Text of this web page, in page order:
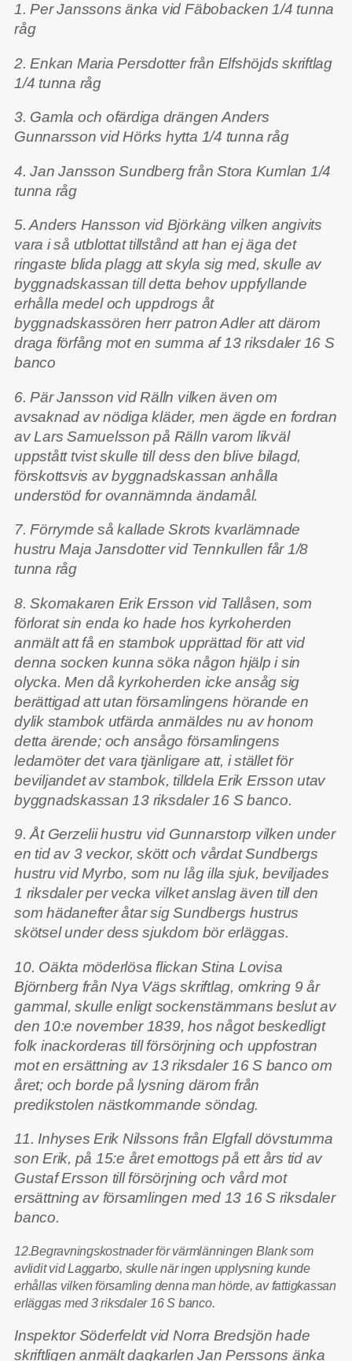
1. Per Janssons änka vid Fäbobacken 1/4 tunna
råg
2. Enkan Maria Persdotter från Elfshöjds skriftlag
1/4 tunna råg
3. Gamla och ofärdiga drängen Anders
Gunnarsson vid Hörks hytta 1/4 tunna råg
4. Jan Jansson Sundberg från Stora Kumlan 1/4
tunna råg
5. Anders Hansson vid Björkäng vilken angivits
vara i så utblottat tillstånd att han ej äga det
ringaste blida plagg att skyla sig med, skulle av
byggnadskassan till detta behov uppfyllande
erhålla medel och uppdrogs åt
byggnadskassören herr patron Adler att därom
draga förfång mot en summa af 13 riksdaler 16 S
banco
6. Pär Jansson vid Rälln vilken även om
avsaknad av nödiga kläder, men ägde en fordran
av Lars Samuelsson på Rälln varom likväl
uppstått tvist skulle till dess den blive bilagd,
förskottsvis av byggnadskassan anhålla
understöd for ovannämnda ändamål.
7. Förrymde så kallade Skrots kvarlämnade
hustru Maja Jansdotter vid Tennkullen får 1/8
tunna råg
8. Skomakaren Erik Ersson vid Tallåsen, som
förlorat sin enda ko hade hos kyrkoherden
anmält att få en stambok upprättad för att vid
denna socken kunna söka någon hjälp i sin
olycka. Men då kyrkoherden icke ansåg sig
berättigad att utan församlingens hörande en
dylik stambok utfärda anmäldes nu av honom
detta ärende; och ansågo församlingens
ledamöter det vara tjänligare att, i stället för
beviljandet av stambok, tilldela Erik Ersson utav
byggnadskassan 13 riksdaler 16 S banco.
9. Åt Gerzelii hustru vid Gunnarstorp vilken under
en tid av 3 veckor, skött och vårdat Sundbergs
hustru vid Myrbo, som nu låg illa sjuk, beviljades
1 riksdaler per vecka vilket anslag även till den
som hädanefter åtar sig Sundbergs hustrus
skötsel under dess sjukdom bör erläggas.
10. Oäkta möderlösa flickan Stina Lovisa
Björnberg från Nya Vägs skriftlag, omkring 9 år
gammal, skulle enligt sockenstämmans beslut av
den 10:e november 1839, hos något beskedligt
folk inackorderas till försörjning och uppfostran
mot en ersättning av 13 riksdaler 16 S banco om
året; och borde på lysning därom från
predikstolen nästkommande söndag.
11. Inhyses Erik Nilssons från Elgfall dövstumma
son Erik, på 15:e året emottogs på ett års tid av
Gustaf Ersson till försörjning och vård mot
ersättning av församlingen med 13 16 S riksdaler
banco.
12.Begravningskostnader för värmlänningen Blank som
avlidit vid Laggarbo, skulle när ingen upplysning kunde
erhållas vilken församling denna man hörde, av fattigkassan
erläggas med 3 riksdaler 16 S banco.
Inspektor Söderfeldt vid Norra Bredsjön hade
skriftligen anmält dagkarlen Jan Perssons änka